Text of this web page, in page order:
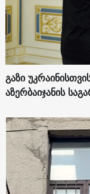
გაზი
აზერბაიჯანის